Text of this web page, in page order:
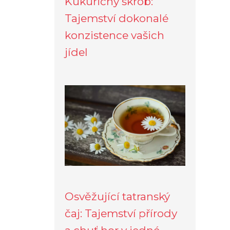
Tajemství dokonalé
konzistence vašich
jídel
Osvěžující tatranský
čaj: Tajemství přírody